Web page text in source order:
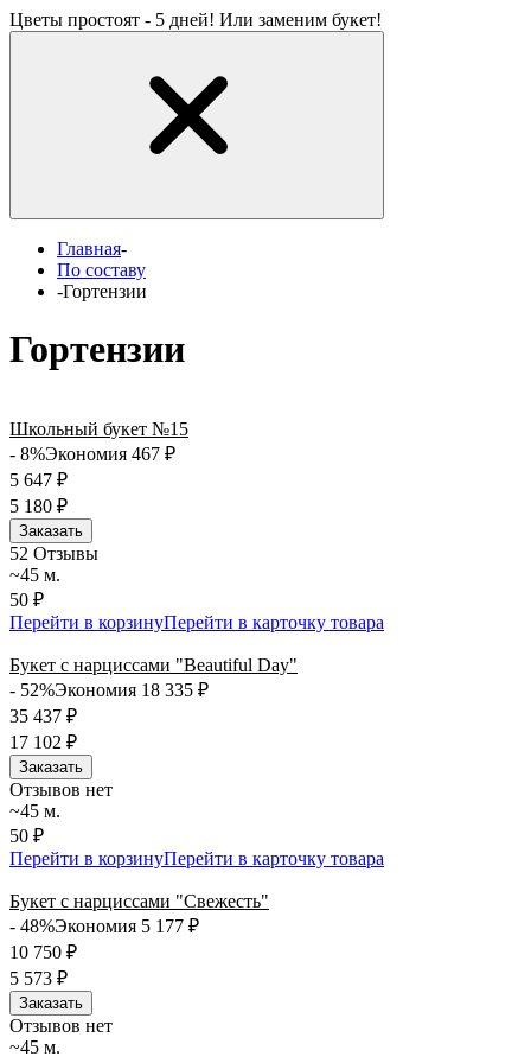
Цветы простоят - 5 дней! Или заменим букет!
Главная-
По составу
-Гортензии
Гортензии
Школьный букет №15
- 8%Экономия 467 ₽
5 647 ₽
5 180 ₽
Заказать
52 Отзывы
~45 м.
50 ₽
Перейти в корзинуПерейти в карточку товара
Букет с нарциссами "Beautiful Day"
- 52%Экономия 18 335 ₽
35 437 ₽
17 102 ₽
Заказать
Отзывов нет
~45 м.
50 ₽
Перейти в корзинуПерейти в карточку товара
Букет с нарциссами "Свежесть"
- 48%Экономия 5 177 ₽
10 750 ₽
5 573 ₽
Заказать
Отзывов нет
~45 м.